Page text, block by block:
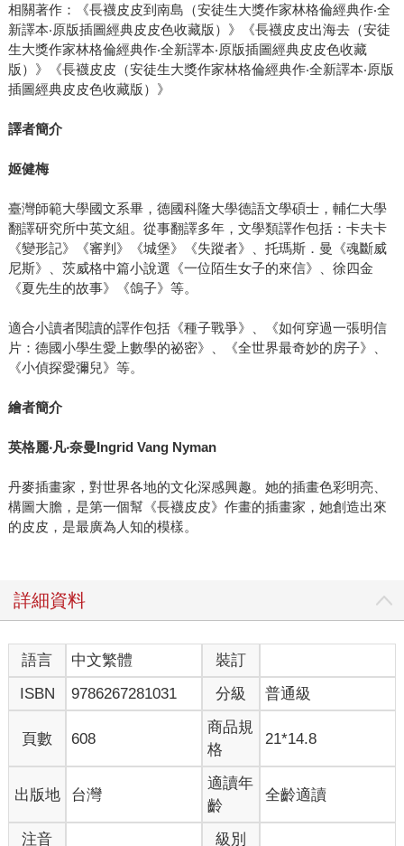
相關著作：《長襪皮皮到南島（安徒生大獎作家林格倫經典作‧全
新譯本‧原版插圖經典皮皮色收藏版）》《長襪皮皮出海去（安徒
生大獎作家林格倫經典作‧全新譯本‧原版插圖經典皮皮色收藏
版）》《長襪皮皮（安徒生大獎作家林格倫經典作‧全新譯本‧原版
插圖經典皮皮色收藏版）》
譯者簡介
姬健梅
臺灣師範大學國文系畢，德國科隆大學德語文學碩士，輔仁大學
翻譯研究所中英文組。從事翻譯多年，文學類譯作包括：卡夫卡
《變形記》《審判》《城堡》《失蹤者》、托瑪斯．曼《魂斷威
尼斯》、茨威格中篇小說選《一位陌生女子的來信》、徐四金
《夏先生的故事》《鴿子》等。
適合小讀者閱讀的譯作包括《種子戰爭》、《如何穿過一張明信
片：德國小學生愛上數學的祕密》、《全世界最奇妙的房子》、
《小偵探愛彌兒》等。
繪者簡介
英格麗‧凡‧奈曼Ingrid Vang Nyman
丹麥插畫家，對世界各地的文化深感興趣。她的插畫色彩明亮、
構圖大膽，是第一個幫《長襪皮皮》作畫的插畫家，她創造出來
的皮皮，是最廣為人知的模樣。
詳細資料
語言 中文繁體
裝訂
ISBN
9786267281031 分級 普通級
頁數 608
商品規
格
21*14.8
出版地 台灣
適讀年
齡
全齡適讀
注音 級別